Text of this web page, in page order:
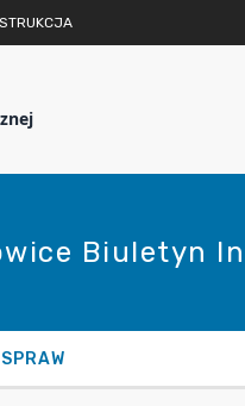
Biuletyn